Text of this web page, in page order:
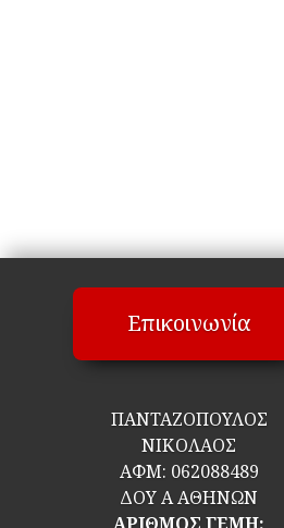
Επικοινωνία
ΠΑΝΤΑΖΟΠΟΥΛΟΣ
ΝΙΚΟΛΑΟΣ
ΑΦΜ: 062088489
ΔΟΥ Α ΑΘΗΝΩΝ